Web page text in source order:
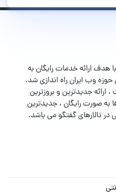
پرشین اسکریپت در سال ۱۳۸۶ با هدف ارائه خدمات رایگان به
حوزه وب ایران راه اندازی شد.
ارائه جدیدترین و بروزترین
به صورت رایگان ، جدیدترین
تالارهای گفتگو می باشد.